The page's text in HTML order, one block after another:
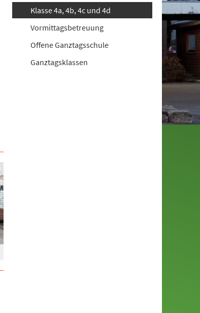
Klasse 4a, 4b, 4c und 4d
Vormittagsbetreuung
Offene Ganztagsschule
Ganztagsklassen